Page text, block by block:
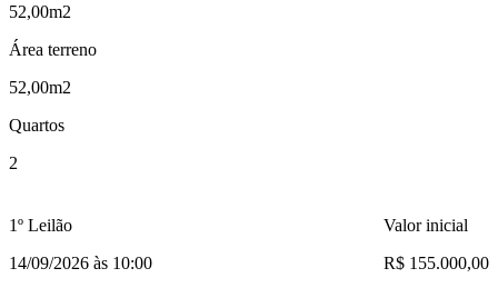
52,00m2
Área terreno
52,00m2
Quartos
2
1º Leilão
14/09/2026 às 10:00
Valor inicial
R$ 155.000,00